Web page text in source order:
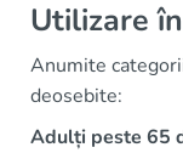
Utilizare
Anumite
deosebite:
Adulți peste 65